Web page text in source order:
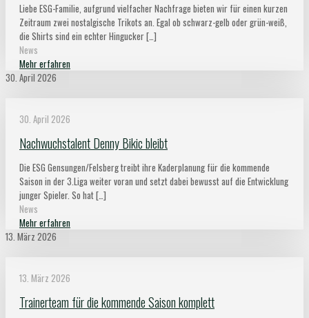
Liebe ESG-Familie, aufgrund vielfacher Nachfrage bieten wir für einen kurzen
Zeitraum zwei nostalgische Trikots an. Egal ob schwarz-gelb oder grün-weiß,
die Shirts sind ein echter Hingucker[…]
News
Mehr erfahren
30. April 2026
30. April 2026
Nachwuchstalent Denny Bikic bleibt
Die ESG Gensungen/Felsberg treibt ihre Kaderplanung für die kommende
Saison in der 3.Liga weiter voran und setzt dabei bewusst auf die Entwicklung
junger Spieler. So hat[…]
News
Mehr erfahren
13. März 2026
13. März 2026
Trainerteam für die kommende Saison komplett